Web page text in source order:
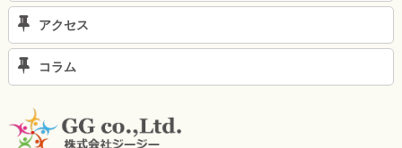
アクセス
コラム